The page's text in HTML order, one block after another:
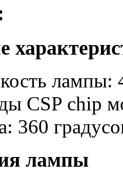
лампы:
CSP chip
360
лампы